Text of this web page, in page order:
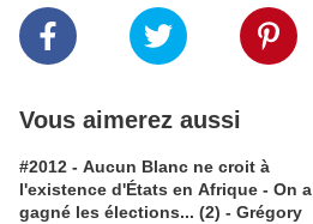
Vous aimerez aussi
#2012 - Aucun Blanc ne croit à
l'existence d'États en Afrique - On a
gagné les élections... (2) - Grégory